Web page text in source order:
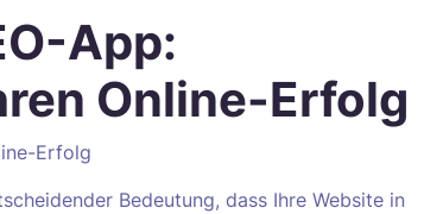
App:
Online-Erfolg
Erfolg
Bedeutung, dass Ihre Website in